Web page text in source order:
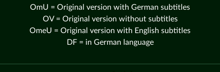
OmU = Original version with German subtitles
OV = Original version without subtitles
OmeU = Original version with English subtitles
DF = in German language